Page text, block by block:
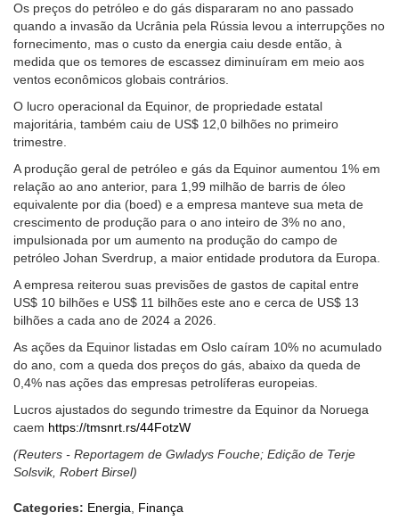
Os preços do petróleo e do gás dispararam no ano passado
quando a invasão da Ucrânia pela Rússia levou a interrupções no
fornecimento, mas o custo da energia caiu desde então, à
medida que os temores de escassez diminuíram em meio aos
ventos econômicos globais contrários.
O lucro operacional da Equinor, de propriedade estatal
majoritária, também caiu de US$ 12,0 bilhões no primeiro
trimestre.
A produção geral de petróleo e gás da Equinor aumentou 1% em
relação ao ano anterior, para 1,99 milhão de barris de óleo
equivalente por dia (boed) e a empresa manteve sua meta de
crescimento de produção para o ano inteiro de 3% no ano,
impulsionada por um aumento na produção do campo de
petróleo Johan Sverdrup, a maior entidade produtora da Europa.
A empresa reiterou suas previsões de gastos de capital entre
US$ 10 bilhões e US$ 11 bilhões este ano e cerca de US$ 13
bilhões a cada ano de 2024 a 2026.
As ações da Equinor listadas em Oslo caíram 10% no acumulado
do ano, com a queda dos preços do gás, abaixo da queda de
0,4% nas ações das empresas petrolíferas europeias.
Lucros ajustados do segundo trimestre da Equinor da Noruega
caem https://tmsnrt.rs/44FotzW
(Reuters - Reportagem de Gwladys Fouche; Edição de Terje
Solsvik, Robert Birsel)
Categories: Energia, Finança